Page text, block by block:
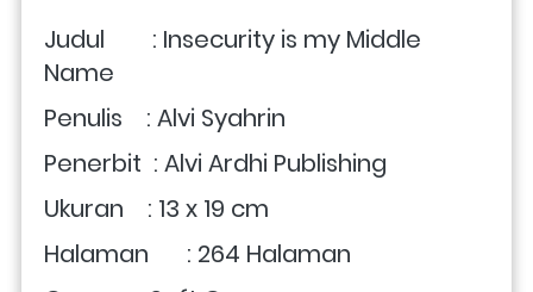
Judul        : Insecurity is my Middle
Name
Penulis    : Alvi Syahrin
Penerbit  : Alvi Ardhi Publishing
Ukuran    : 13 x 19 cm
Halaman	: 264 Halaman